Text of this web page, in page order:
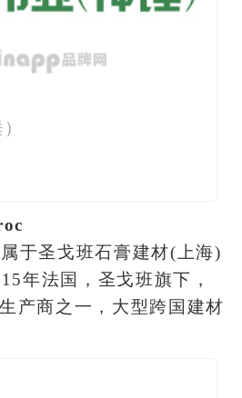
于圣戈班石膏建材(上海)
年法国，圣戈班旗下，
产商之一，大型跨国建材